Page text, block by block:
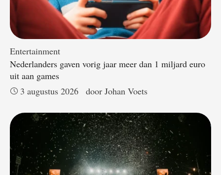
Entertainment
Nederlanders gaven vorig jaar meer dan 1 miljard euro
uit aan games
3 augustus 2026
door Johan Voets